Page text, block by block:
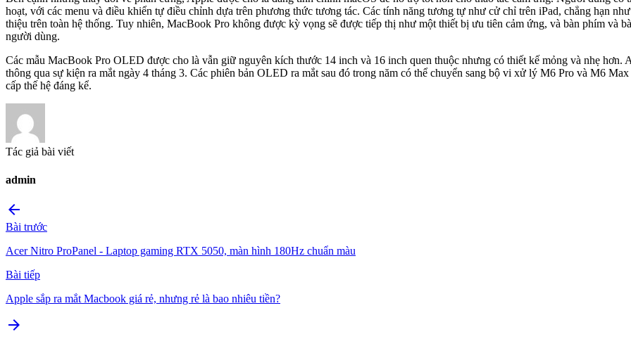
hoạt, với các menu và điều khiển tự điều chỉnh dựa trên phương thức tương tác. Các tính năng tương tự như cử chỉ trên iPad, chẳng hạn
thiệu trên toàn hệ thống. Tuy nhiên, MacBook Pro không được kỳ vọng sẽ được tiếp thị như một thiết bị ưu tiên cảm ứng, và bàn phím và
người dùng.
Các mẫu MacBook Pro OLED được cho là vẫn giữ nguyên kích thước 14 inch và 16 inch quen thuộc nhưng có thiết kế mỏng và nhẹ
thông qua sự kiện ra mắt ngày 4 tháng 3. Các phiên bản OLED ra mắt sau đó trong năm có thể chuyển sang bộ vi xử lý M6 Pro và M6
cấp thế hệ đáng kể.
Tác giả bài viết
admin
arrow_back
Bài trước
Acer Nitro ProPanel - Laptop gaming RTX 5050, màn hình 180Hz chuẩn màu
Bài tiếp
Apple sắp ra mắt Macbook giá rẻ, nhưng rẻ là bao nhiêu tiền?
arrow_forward